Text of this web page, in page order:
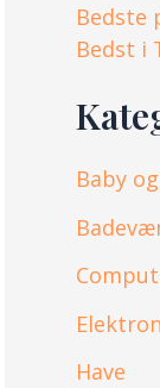
Bedste
Bedst i
Baby
Have